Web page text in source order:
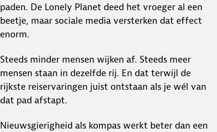
paden. De Lonely Planet deed het vroeger al een
beetje, maar sociale media versterken dat effect
enorm.
Steeds minder mensen wijken af. Steeds meer
mensen staan in dezelfde rij. En dat terwijl de
rijkste reiservaringen juist ontstaan als je wél van
dat pad afstapt.
Nieuwsgierigheid als kompas werkt beter dan een